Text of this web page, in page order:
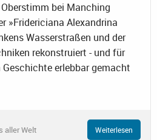
bei Manching
»Fridericiana Alexandrina
Wasserstraßen und der
rekonstruiert - und für
erlebbar gemacht
aller Welt Weiterlesen